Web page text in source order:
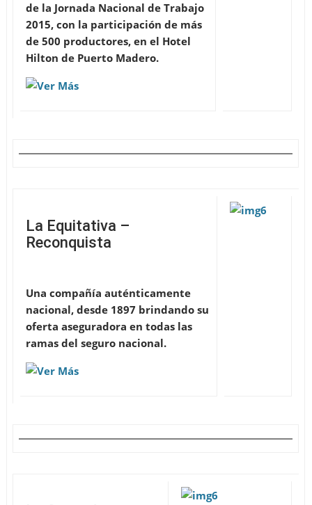
de la Jornada Nacional de Trabajo
2015, con la participación de más
de 500 productores, en el Hotel
Hilton de Puerto Madero.
La Equitativa –
Reconquista
Una compañía auténticamente
nacional, desde 1897 brindando su
oferta aseguradora en todas las
ramas del seguro nacional.